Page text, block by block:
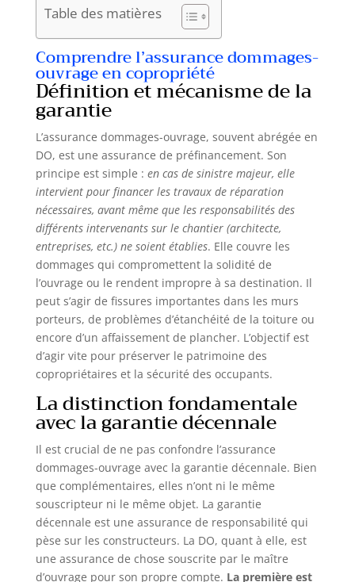
Table des matières
Comprendre l’assurance dommages-
ouvrage en copropriété
Définition et mécanisme de la
garantie
L’assurance dommages-ouvrage, souvent abrégée en
DO, est une assurance de préfinancement. Son
principe est simple : en cas de sinistre majeur, elle
intervient pour financer les travaux de réparation
nécessaires, avant même que les responsabilités des
différents intervenants sur le chantier (architecte,
entreprises, etc.) ne soient établies. Elle couvre les
dommages qui compromettent la solidité de
l’ouvrage ou le rendent impropre à sa destination. Il
peut s’agir de fissures importantes dans les murs
porteurs, de problèmes d’étanchéité de la toiture ou
encore d’un affaissement de plancher. L’objectif est
d’agir vite pour préserver le patrimoine des
copropriétaires et la sécurité des occupants.
La distinction fondamentale
avec la garantie décennale
Il est crucial de ne pas confondre l’assurance
dommages-ouvrage avec la garantie décennale. Bien
que complémentaires, elles n’ont ni le même
souscripteur ni le même objet. La garantie
décennale est une assurance de responsabilité qui
pèse sur les constructeurs. La DO, quant à elle, est
une assurance de chose souscrite par le maître
d’ouvrage pour son propre compte. La première est